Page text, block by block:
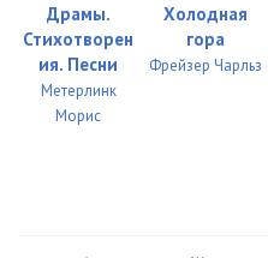
Драмы.
Стихотворен
ия. Песни
Метерлинк
Морис
Холодная
гора
Фрейзер Чарльз